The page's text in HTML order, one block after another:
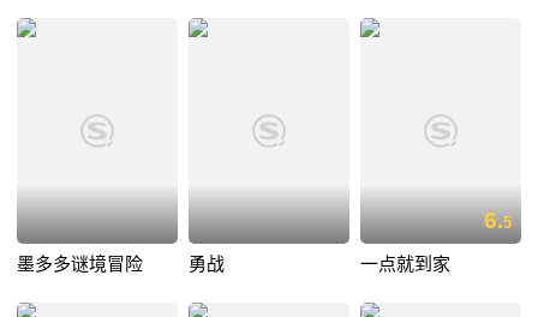
墨多多谜境冒险 勇战
6.5
一点就到家